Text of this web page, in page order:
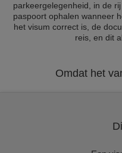
parkeergelegenheid, in de
paspoort ophalen wanneer
het visum correct is, de
reis, en dit
Omdat het